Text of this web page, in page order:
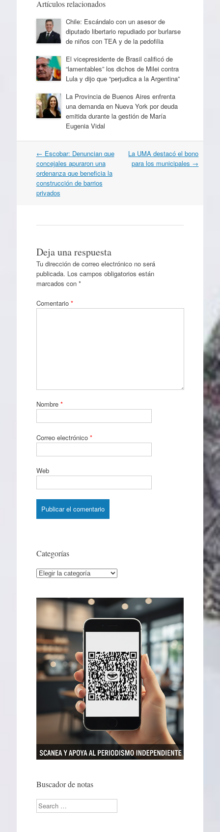
Artículos relacionados
Chile: Escándalo con un asesor de
diputado libertario repudiado por burlarse
de niños con TEA y de la pedofilia
El vicepresidente de Brasil calificó de
“lamentables” los dichos de Milei contra
Lula y dijo que “perjudica a la Argentina”
La Provincia de Buenos Aires enfrenta
una demanda en Nueva York por deuda
emitida durante la gestión de María
Eugenia Vidal
Navegación
por
artículos
← Escobar: Denuncian que
concejales apuraron una
ordenanza que beneficia la
construcción de barrios
privados
La UMA destacó el bono
para los municipales →
Deja una respuesta
Tu dirección de correo electrónico no será
publicada. Los campos obligatorios están
marcados con *
Comentario *
Nombre *
Correo electrónico *
Web
Categorías
Categorías
Buscador de notas
Search